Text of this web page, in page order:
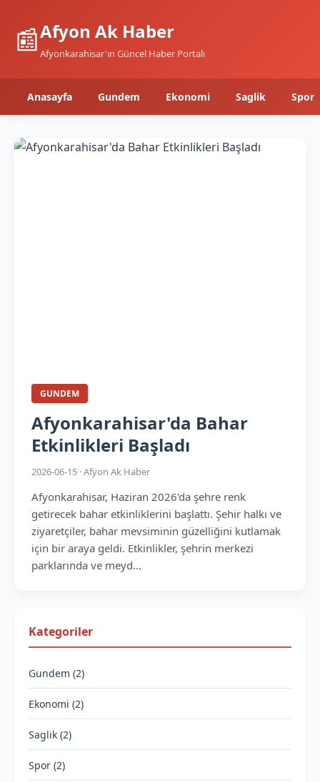
📰Afyon Ak Haber
Afyonkarahisar'ın Güncel Haber Portalı
Anasayfa Gundem Ekonomi Saglik Spor
GUNDEM
Afyonkarahisar'da Bahar
Etkinlikleri Başladı
2026-06-15 · Afyon Ak Haber
Afyonkarahisar, Haziran 2026'da şehre renk
getirecek bahar etkinliklerini başlattı. Şehir halkı ve
ziyaretçiler, bahar mevsiminin güzelliğini kutlamak
için bir araya geldi. Etkinlikler, şehrin merkezi
parklarında ve meyd...
Kategoriler
Gundem (2)
Ekonomi (2)
Saglik (2)
Spor (2)